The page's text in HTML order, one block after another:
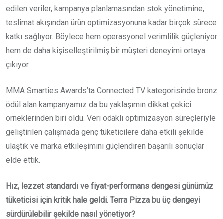
edilen veriler, kampanya planlamasından stok yönetimine,
teslimat akışından ürün optimizasyonuna kadar birçok sürece
katkı sağlıyor. Böylece hem operasyonel verimlilik güçleniyor
hem de daha kişiselleştirilmiş bir müşteri deneyimi ortaya
çıkıyor.
MMA Smarties Awards’ta Connected TV kategorisinde bronz
ödül alan kampanyamız da bu yaklaşımın dikkat çekici
örneklerinden biri oldu. Veri odaklı optimizasyon süreçleriyle
geliştirilen çalışmada genç tüketicilere daha etkili şekilde
ulaştık ve marka etkileşimini güçlendiren başarılı sonuçlar
elde ettik.
Hız, lezzet standardı ve fiyat-performans dengesi günümüz
tüketicisi için kritik hale geldi. Terra Pizza bu üç dengeyi
sürdürülebilir şekilde nasıl yönetiyor?